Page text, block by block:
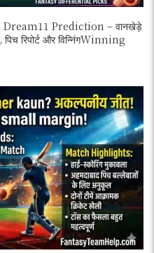
Dream11 Prediction – वानखेड़े
रिपोर्ट और विन्निंगWinning